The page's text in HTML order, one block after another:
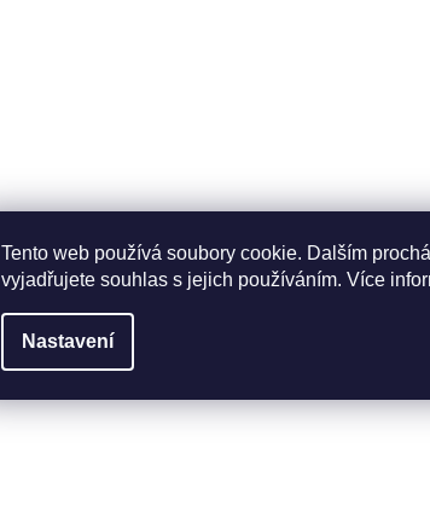
Tento web používá soubory cookie. Dalším
vyjadřujete souhlas s jejich používáním. Více
Nastavení